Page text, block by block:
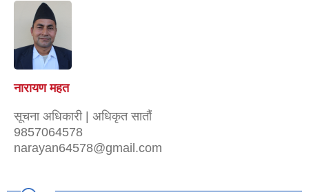
नारायण महत
सूचना अधिकारी | अधिकृत सातौं
9857064578
narayan64578@gmail.com